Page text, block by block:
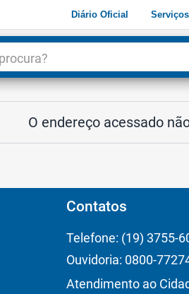
Diário Oficial Serviços
O endereço acessado
Contatos
Telefone: (19) 3755-
Ouvidoria: 0800-
Atendimento ao